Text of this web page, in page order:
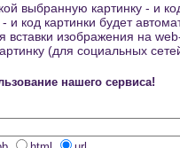
выбранную картинку - и
код картинки будет
изображения на
(для социальных
нашего сервиса!